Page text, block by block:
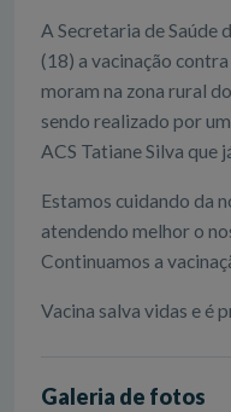
A Secretaria de Saúde
(18) a vacinação
moram na zona rural
sendo realizado por
ACS Tatiane Silva que
Estamos cuidando da
atendendo melhor o
Continuamos a
Vacina salva vidas e é
Galeria de fotos